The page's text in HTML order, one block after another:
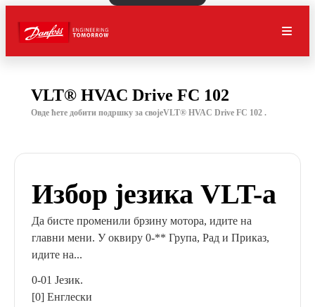
VLT® HVAC Drive FC 102
Овде ћете добити подршку за својеVLT® HVAC Drive FC 102 .
Избор језика VLT-а
Да бисте променили брзину мотора, идите на
главни мени. У оквиру 0-** Група, Рад и Приказ,
идите на...
0-01 Језик.
[0] Енглески